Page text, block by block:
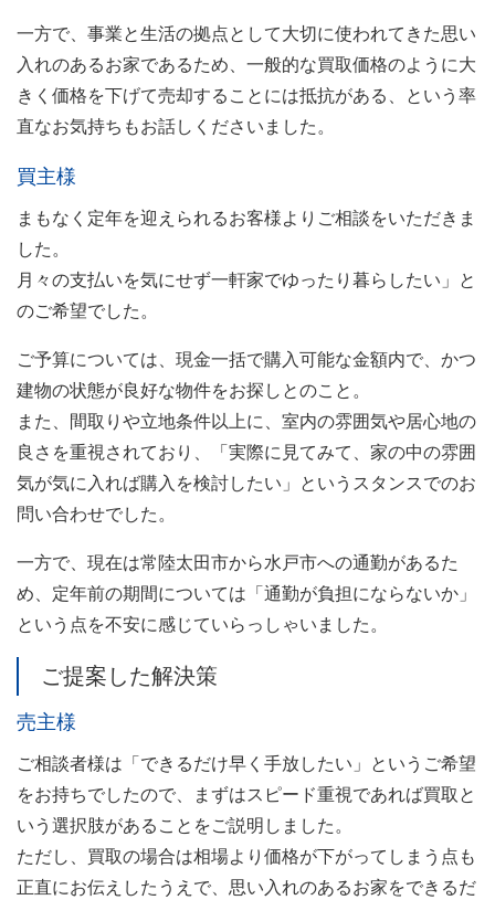
一方で、事業と生活の拠点として大切に使われてきた思い
入れのあるお家であるため、一般的な買取価格のように大
きく価格を下げて売却することには抵抗がある、という率
直なお気持ちもお話しくださいました。
買主様
まもなく定年を迎えられるお客様よりご相談をいただきま
した。
月々の支払いを気にせず一軒家でゆったり暮らしたい」と
のご希望でした。
ご予算については、現金一括で購入可能な金額内で、かつ
建物の状態が良好な物件をお探しとのこと。
また、間取りや立地条件以上に、室内の雰囲気や居心地の
良さを重視されており、「実際に見てみて、家の中の雰囲
気が気に入れば購入を検討したい」というスタンスでのお
問い合わせでした。
一方で、現在は常陸太田市から水戸市への通勤があるた
め、定年前の期間については「通勤が負担にならないか」
という点を不安に感じていらっしゃいました。
ご提案した解決策
売主様
ご相談者様は「できるだけ早く手放したい」というご希望
をお持ちでしたので、まずはスピード重視であれば買取と
いう選択肢があることをご説明しました。
ただし、買取の場合は相場より価格が下がってしまう点も
正直にお伝えしたうえで、思い入れのあるお家をできるだ